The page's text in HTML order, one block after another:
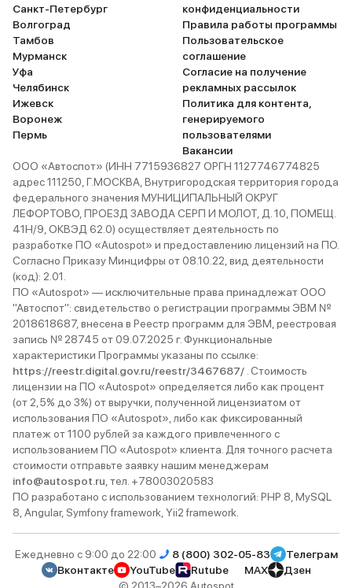
Санкт-Петербург
Волгоград
Тамбов
Мурманск
Уфа
Челябинск
Ижевск
Воронеж
Пермь
конфиденциальности
Правила работы программы
Пользовательское
соглашение
Согласие на получение
рекламных рассылок
Политика для контента,
генерируемого
пользователями
Вакансии
ООО «Автоспот» (ИНН 7715936827 ОРГН 1127746774825
адрес 111250, Г.МОСКВА, Внутригородская территория города
федерального значения МУНИЦИПАЛЬНЫЙ ОКРУГ
ЛЕФОРТОВО, ПРОЕЗД ЗАВОДА СЕРП И МОЛОТ, Д. 10, ПОМЕЩ.
41Н/9, ОКВЭД 62.0) осуществляет деятельность по
разработке ПО «Autospot» и предоставлению лицензий на ПО.
Согласно Приказу Минцифры от 08.10.22, вид деятельности
(код): 2.01.
ПО «Autospot» — исключительные права принадлежат ООО
"Автоспот": свидетельство о регистрации программы ЭВМ №
2018618687, внесена в Реестр программ для ЭВМ, реестровая
запись № 28745 от 09.07.2025 г. Функциональные
характеристики Программы указаны по ссылке:
https://reestr.digital.gov.ru/reestr/3467687/ . Стоимость
лицензии на ПО «Autospot» определяется либо как процент
(от 2,5% до 3%) от выручки, полученной лицензиатом от
использования ПО «Autospot», либо как фиксированный
платеж от 1100 рублей за каждого привлеченного с
использованием ПО «Autospot» клиента. Для точного расчета
стоимости отправьте заявку нашим менеджерам
info@autospot.ru , тел. +78003020583
ПО разработано с использованием технологий: PHP 8, MySQL
8, Angular, Symfony framework, Yii2 framework.
Ежедневно с 9:00 до 22:00 8 (800) 302-05-83
Телеграм
Вконтакте
YouTube Rutube MAX
Дзен